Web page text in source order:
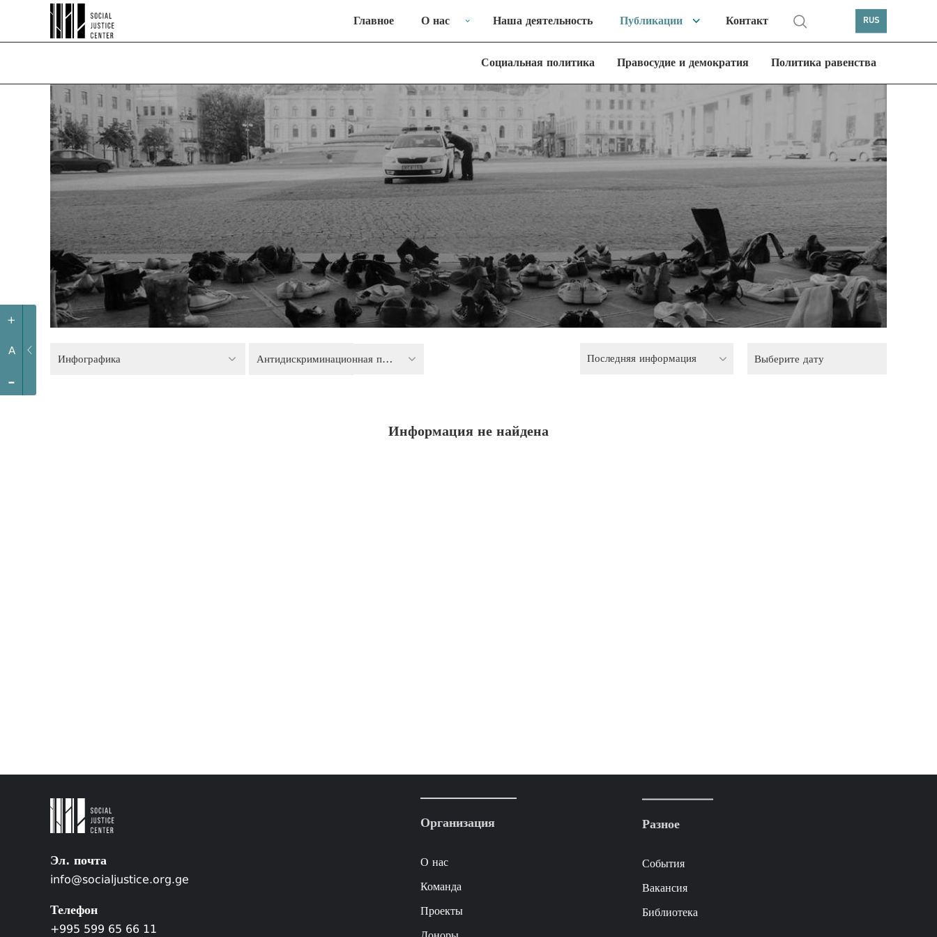
+
A
-
Главное О нас Наша деятельность Публикации Контакт RUS
Социальная политика Правосудие и демократия Политика равенства
Инфографика Антидискриминационная политика Последняя информация
Информация не найдена
Эл. почта
info@socialjustice.org.ge
Телефон
+995 599 65 66 11
Организация
О нас
Команда
Проекты
Разное
События
Вакансия
Библиотека